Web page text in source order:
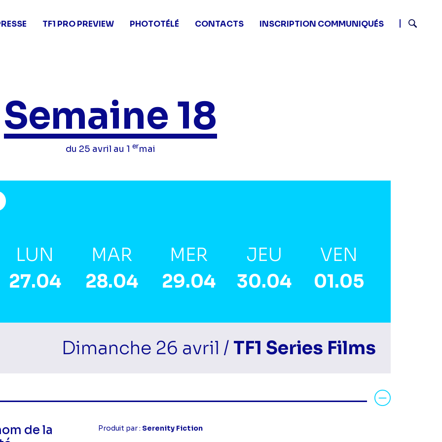
TF1 PRO PREVIEW PHOTOTÉLÉ CONTACTS
INSCRIPTION COMMUNIQUÉS
Semaine 18
du 25 avril au 1 ermai
LUN
27.04
MAR
28.04
MER
29.04
JEU
30.04
VEN
01.05
Dimanche 26 avril / TF1 Series Films
Matin
de la
Produit par : Serenity Fiction